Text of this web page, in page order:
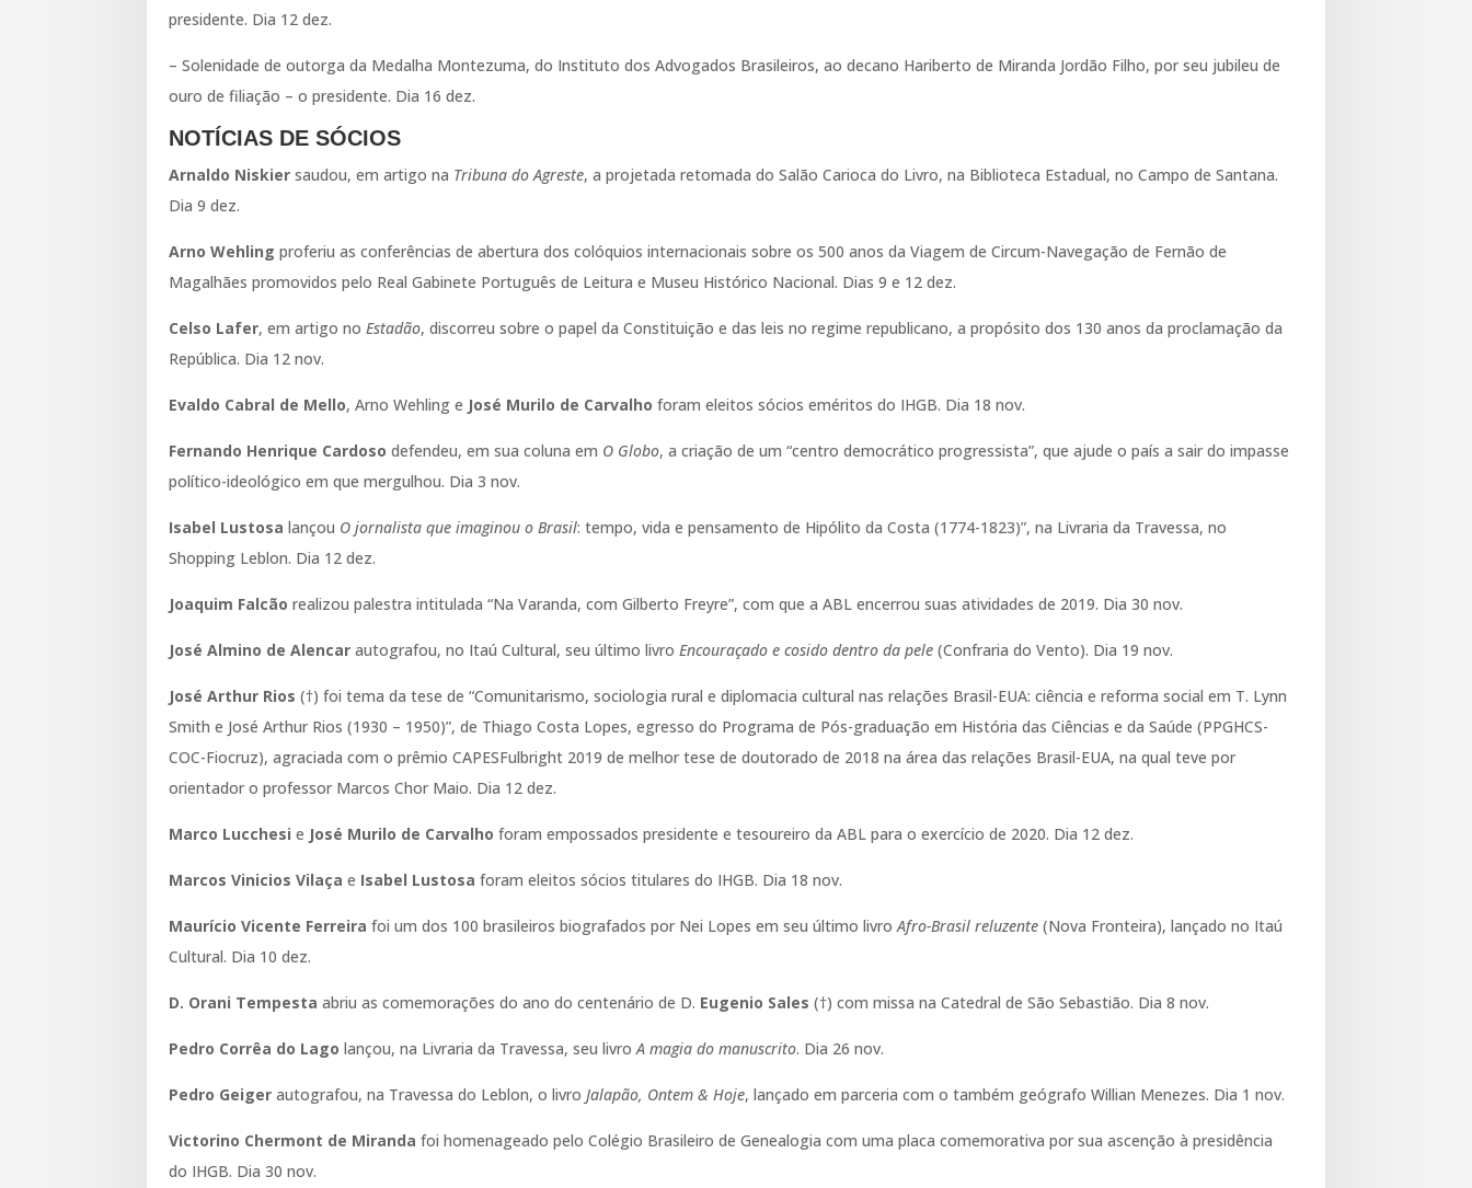
presidente. Dia 12 dez.
– Solenidade de outorga da Medalha Montezuma, do Instituto dos Advogados Brasileiros, ao decano Hariberto de Miranda Jordão Filho, por seu jubileu de
ouro de filiação – o presidente. Dia 16 dez.
NOTÍCIAS DE SÓCIOS
Arnaldo Niskier saudou, em artigo na Tribuna do Agreste, a projetada retomada do Salão Carioca do Livro, na Biblioteca Estadual, no Campo de Santana.
Dia 9 dez.
Arno Wehling proferiu as conferências de abertura dos colóquios internacionais sobre os 500 anos da Viagem de Circum-Navegação de Fernão de
Magalhães promovidos pelo Real Gabinete Português de Leitura e Museu Histórico Nacional. Dias 9 e 12 dez.
Celso Lafer, em artigo noEstadão, discorreu sobre o papel da Constituição e das leis no regime republicano, a propósito dos 130 anos da proclamação da
República. Dia 12 nov.
Evaldo Cabral de Mello, Arno Wehling e José Murilo de Carvalho foram eleitos sócios eméritos do IHGB. Dia 18 nov.
Fernando Henrique Cardoso defendeu, em sua coluna em O Globo, a criação de um “centro democrático progressista”, que ajude o país a sair do impasse
político-ideológico em que mergulhou. Dia 3 nov.
Isabel Lustosa lançou O jornalista que imaginou o Brasil: tempo, vida e pensamento de Hipólito da Costa (1774-1823)”, na Livraria da Travessa, no
Shopping Leblon. Dia 12 dez.
Joaquim Falcão realizou palestra intitulada “Na Varanda, com Gilberto Freyre”, com que a ABL encerrou suas atividades de 2019. Dia 30 nov.
José Almino de Alencar autografou, no Itaú Cultural, seu último livroEncouraçado e cosido dentro da pele (Confraria do Vento). Dia 19 nov.
José Arthur Rios (†) foi tema da tese de “Comunitarismo, sociologia rural e diplomacia cultural nas relações Brasil-EUA: ciência e reforma social em T. Lynn
Smith e José Arthur Rios (1930 – 1950)”, de Thiago Costa Lopes, egresso do Programa de Pós-graduação em História das Ciências e da Saúde (PPGHCS-
COC-Fiocruz), agraciada com o prêmio CAPESFulbright 2019 de melhor tese de doutorado de 2018 na área das relações Brasil-EUA, na qual teve por
orientador o professor Marcos Chor Maio. Dia 12 dez.
Marco Lucchesi e José Murilo de Carvalho foram empossados presidente e tesoureiro da ABL para o exercício de 2020. Dia 12 dez.
Marcos Vinicios Vilaça e Isabel Lustosa foram eleitos sócios titulares do IHGB. Dia 18 nov.
Maurício Vicente Ferreira foi um dos 100 brasileiros biografados por Nei Lopes em seu último livroAfro-Brasil reluzente (Nova Fronteira), lançado no Itaú
Cultural. Dia 10 dez.
D. Orani Tempesta abriu as comemorações do ano do centenário de D. Eugenio Sales (†) com missa na Catedral de São Sebastião. Dia 8 nov.
Pedro Corrêa do Lago lançou, na Livraria da Travessa, seu livroA magia do manuscrito. Dia 26 nov.
Pedro Geiger autografou, na Travessa do Leblon, o livro Jalapão, Ontem & Hoje, lançado em parceria com o também geógrafo Willian Menezes. Dia 1 nov.
Victorino Chermont de Miranda foi homenageado pelo Colégio Brasileiro de Genealogia com uma placa comemorativa por sua ascenção à presidência
do IHGB. Dia 30 nov.